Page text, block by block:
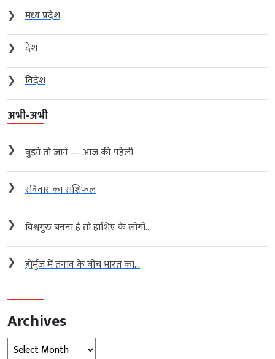
❯
मध्य प्रदेश
❯
देश
❯
विदेश
अभी-अभी
❯ बुझो तो जाने — आज की पहेली
❯ रविवार का राशिफल
❯ विश्वगुरु बनना है तो हाशिए के लोगों...
❯ होर्मुज में तनाव के बीच भारत का...
Archives
Archives